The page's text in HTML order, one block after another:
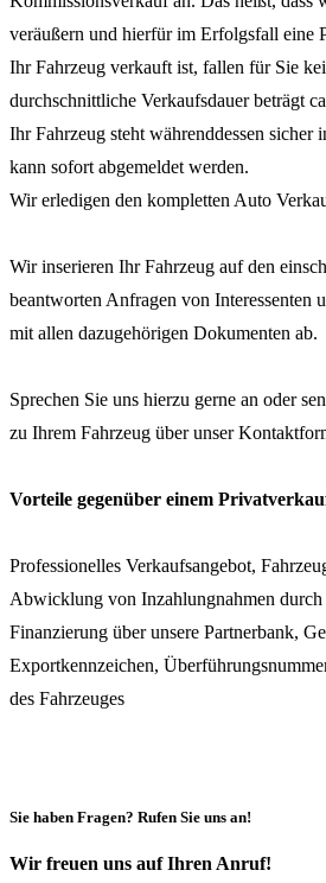
veräußern und hierfür im Erfolgsfall eine
Ihr Fahrzeug verkauft ist, fallen für Sie
durchschnittliche Verkaufsdauer beträgt
Ihr Fahrzeug steht währenddessen sicher
kann sofort abgemeldet werden.
Wir erledigen den kompletten Auto
Wir inserieren Ihr Fahrzeug auf den
beantworten Anfragen von Interessenten
mit allen dazugehörigen Dokumenten ab.
Sprechen Sie uns hierzu gerne an oder
zu Ihrem Fahrzeug über unser
Vorteile gegenüber einem
Professionelles Verkaufsangebot,
Abwicklung von Inzahlungnahmen
Finanzierung über unsere Partnerbank,
Exportkennzeichen,
des Fahrzeuges
Sie haben Fragen? Rufen Sie uns an!
Wir freuen uns auf Ihren Anruf!